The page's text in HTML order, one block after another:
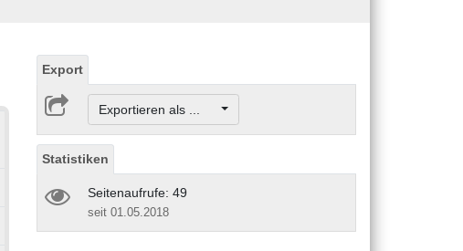
Export
Exportieren als ...
Statistiken
Seitenaufrufe: 49
seit 01.05.2018